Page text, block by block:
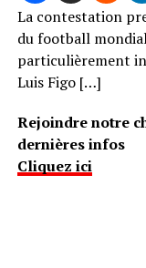
La contestation
du football
particulièrement
Luis Figo […]
Rejoindre notre
dernières infos
Cliquez ici